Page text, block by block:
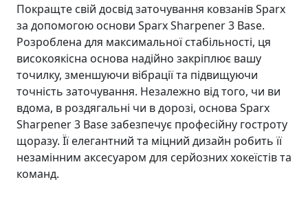
Покращте свій досвід заточування ковзанів Sparx
за допомогою основи Sparx Sharpener 3 Base.
Розроблена для максимальної стабільності, ця
високоякісна основа надійно закріплює вашу
точилку, зменшуючи вібрації та підвищуючи
точність заточування. Незалежно від того, чи ви
вдома, в роздягальні чи в дорозі, основа Sparx
Sharpener 3 Base забезпечує професійну гостроту
щоразу. Її елегантний та міцний дизайн робить її
незамінним аксесуаром для серйозних хокеїстів та
команд.